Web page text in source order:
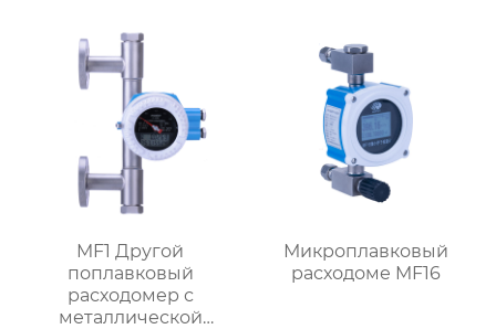
MF1 Другой
поплавковый
расходомер с
металлической
Микроплавковый
расходоме MF16